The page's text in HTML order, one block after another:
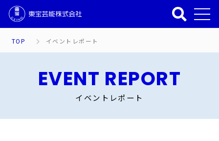
TOP イベントレポート
EVENT REPORT
イベントレポート